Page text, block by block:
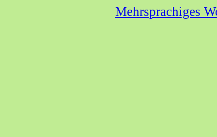
Mehrsprachiges